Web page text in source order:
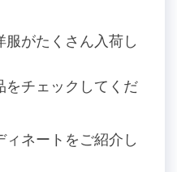
がたくさん入荷し
をチェックしてくだ
ネートをご紹介し